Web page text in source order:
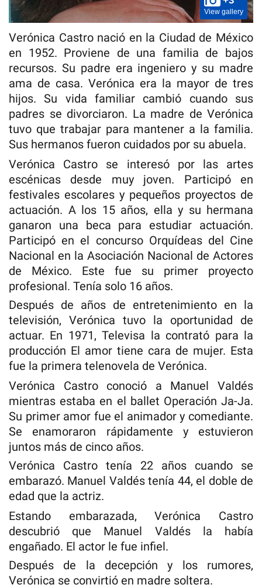
View gallery
Verónica Castro nació en la Ciudad de México
en 1952. Proviene de una familia de bajos
recursos. Su padre era ingeniero y su madre
ama de casa. Verónica era la mayor de tres
hijos. Su vida familiar cambió cuando sus
padres se divorciaron. La madre de Verónica
tuvo que trabajar para mantener a la familia.
Sus hermanos fueron cuidados por su abuela.
Verónica Castro se interesó por las artes
escénicas desde muy joven. Participó en
festivales escolares y pequeños proyectos de
actuación. A los 15 años, ella y su hermana
ganaron una beca para estudiar actuación.
Participó en el concurso Orquídeas del Cine
Nacional en la Asociación Nacional de Actores
de México. Este fue su primer proyecto
profesional. Tenía solo 16 años.
Después de años de entretenimiento en la
televisión, Verónica tuvo la oportunidad de
actuar. En 1971, Televisa la contrató para la
producción El amor tiene cara de mujer. Esta
fue la primera telenovela de Verónica.
Verónica Castro conoció a Manuel Valdés
mientras estaba en el ballet Operación Ja-Ja.
Su primer amor fue el animador y comediante.
Se enamoraron rápidamente y estuvieron
juntos más de cinco años.
Verónica Castro tenía 22 años cuando se
embarazó. Manuel Valdés tenía 44, el doble de
edad que la actriz.
Estando embarazada, Verónica Castro
descubrió que Manuel Valdés la había
engañado. El actor le fue infiel.
Después de la decepción y los rumores,
Verónica se convirtió en madre soltera.